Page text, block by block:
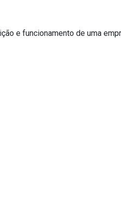
e funcionamento de uma